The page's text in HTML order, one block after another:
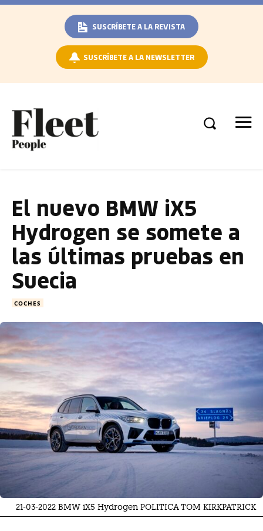
SUSCRÍBETE A LA REVISTA
SUSCRÍBETE A LA NEWSLETTER
El nuevo BMW iX5
Hydrogen se somete a
las últimas pruebas en
Suecia
COCHES
21-03-2022 BMW iX5 Hydrogen POLITICA TOM KIRKPATRICK